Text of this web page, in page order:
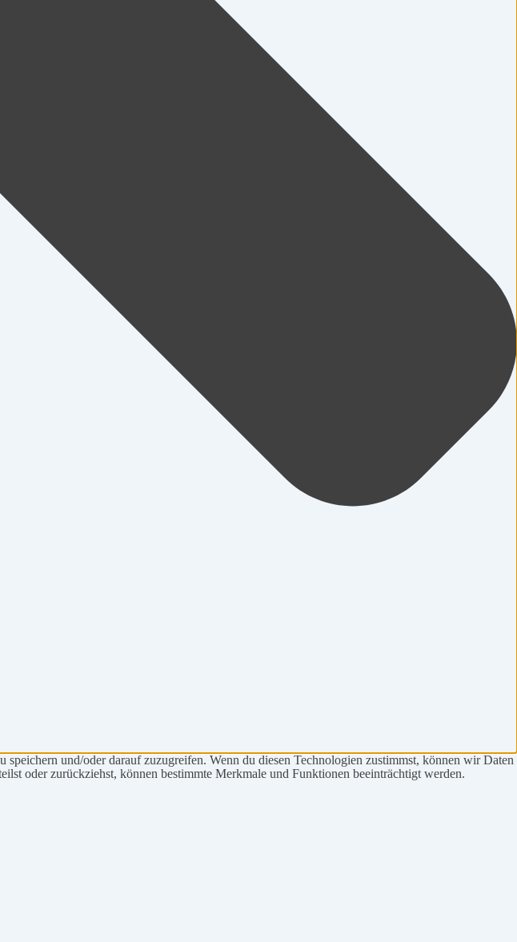
und/oder darauf zuzugreifen. Wenn du diesen Technologien zustimmst, können wir Daten
oder zurückziehst, können bestimmte Merkmale und Funktionen beeinträchtigt werden.